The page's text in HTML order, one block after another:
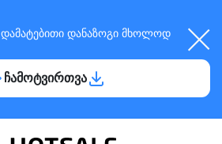
დამატებითი დანაზოგი მხოლოდ
ჩამოტვირთვა